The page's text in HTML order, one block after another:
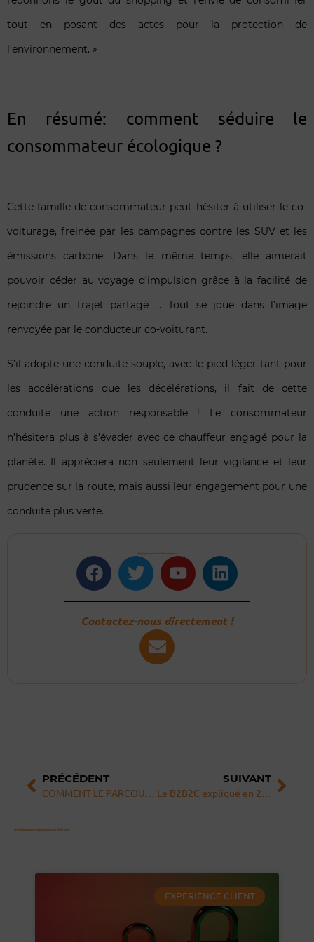
Rejoignez-nous sur les réseaux !
Facebook
TwitterYoutubeLinkedin
Contactez-nous directement !
tout en posant des actes pour la protection de
l’environnement. »
En résumé: comment séduire le
consommateur écologique ?
Cette famille de consommateur peut hésiter à utiliser le co-
voiturage, freinée par les campagnes contre les SUV et les
émissions carbone. Dans le même temps, elle aimerait
pouvoir céder au voyage d’impulsion grâce à la facilité de
rejoindre un trajet partagé … Tout se joue dans l’image
renvoyée par le conducteur co-voiturant.
S’il adopte une conduite souple, avec le pied léger tant pour
les accélérations que les décélérations, il fait de cette
conduite une action responsable ! Le consommateur
n’hésitera plus à s’évader avec ce chauffeur engagé pour la
planète. Il appréciera non seulement leur vigilance et leur
prudence sur la route, mais aussi leur engagement pour une
conduite plus verte.
EXPÉRIENCE CLIENT
PRÉCÉDENT SUIVANT
Articles qui pourraient aussi vous intéresser